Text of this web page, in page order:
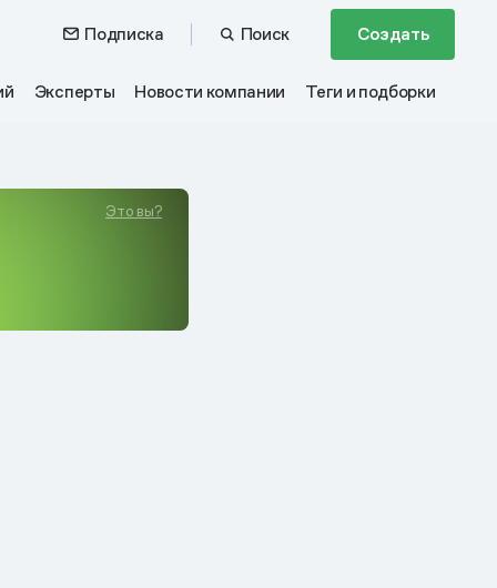
Подписка Поиск Создать
Эксперты Новости компании Теги и подборки
Это вы?